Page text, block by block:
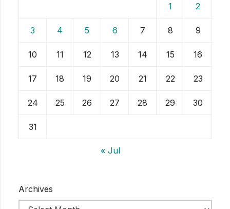
1 2
3 4 5 6 7 8 9
10 11 12 13 14 15 16
17 18 19 20 21 22 23
24 25 26 27 28 29 30
31
« Jul
Archives